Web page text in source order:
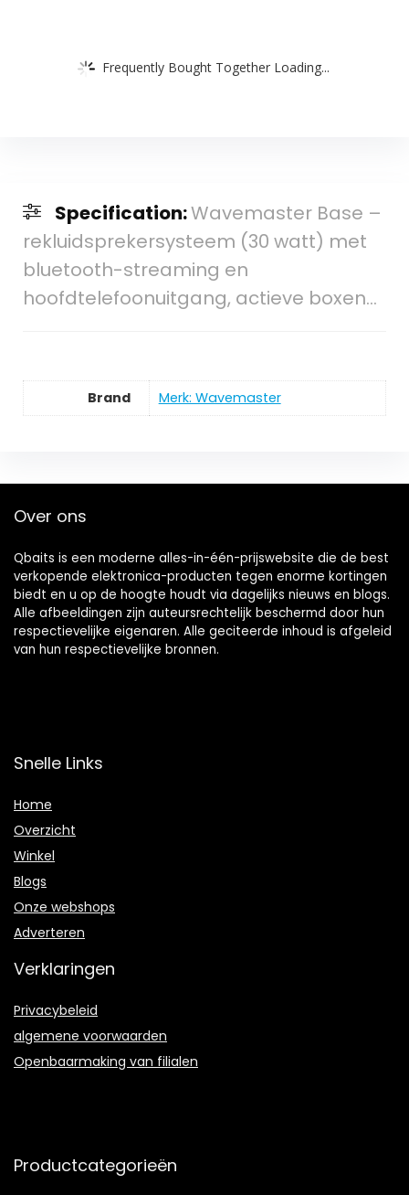
Frequently Bought Together Loading...
Specification:Wavemaster Base –
rekluidsprekersysteem (30 watt) met
bluetooth-streaming en
hoofdtelefoonuitgang, actieve boxen…
Brand Merk: Wavemaster
Over ons
Qbaits is een moderne alles-in-één-prijswebsite die de best
verkopende elektronica-producten tegen enorme kortingen
biedt en u op de hoogte houdt via dagelijks nieuws en blogs.
Alle afbeeldingen zijn auteursrechtelijk beschermd door hun
respectievelijke eigenaren. Alle geciteerde inhoud is afgeleid
van hun respectievelijke bronnen.
Snelle Links
Home
Overzicht
Winkel
Blogs
Onze webshops
Adverteren
Verklaringen
Privacybeleid
algemene voorwaarden
Openbaarmaking van filialen
Productcategorieën